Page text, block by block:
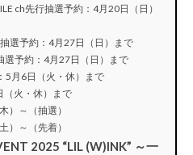
ch先行抽選予約：4月20日（日）
選予約：4月27日（日）まで
選予約：4月27日（日）まで
5月6日（火・休）まで
火・休）まで
）～（抽選）
）～（先着）
2025 “LIL (W)INK” ～一